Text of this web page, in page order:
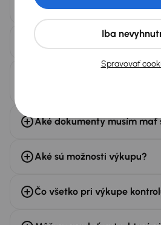
Koľko stojí ocenenie vozidla
Aké sú možnosti výkupu?
Kupujete autá aj v hotovosti?
Aké dokumenty musím mať
Čo všetko pri výkupe
Spravovať
Iba